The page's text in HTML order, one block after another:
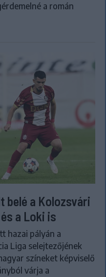
a román
belé a Kolozsvári
a Loki is
hazai pályán a
Liga selejtezőjének
színeket képviselő
várja a